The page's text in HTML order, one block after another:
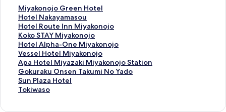
Miyakonojo Green Hotel
M
i
y
a
k
o
n
o
j
o
Hotel Nakayamasou
H
o
t
e
l
N
a
k
a
Hotel Route Inn Miyakonojo
H
o
t
e
l
R
o
u
Koko STAY Miyakonojo
K
o
k
o
S
T
A
Hotel Alpha-One Miyakonojo
H
o
t
e
l
A
Vessel Hotel Miyakonojo
V
e
s
s
e
Apa Hotel Miyazaki Miyakonojo Station
A
p
a
H
Gokuraku Onsen Takumi No Yado
G
o
k
Sun Plaza Hotel
S
u
Tokiwaso
T